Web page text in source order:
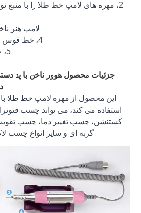
لامپ هنر ناخن 3، 54 با قدرت
4، خط قوس گرد، پد دستی چرمی.
5، جذب فن با قدرت بالا.
جزئیات محصول هوور ناخن با پد
اکستنشن، چسب تغییر دما، چسب
گربه ای و سایر انواع چسب